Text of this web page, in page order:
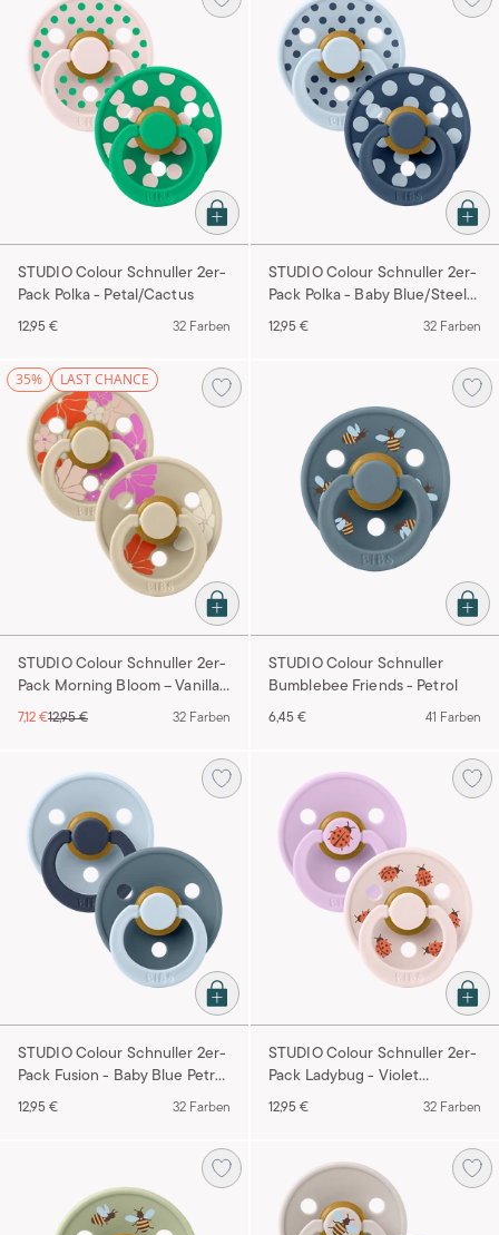
STUDIO Colour Schnuller 2er-
Pack Polka - Petal/Cactus
12,95 € 32 Farben
STUDIO Colour Schnuller 2er-
Pack Polka - Baby Blue/Steel
Blue
12,95 € 32 Farben
35% LAST CHANCE
STUDIO Colour Schnuller 2er-
Pack Morning Bloom – Vanilla
Mix
7,12 €12,95 € 32 Farben
STUDIO Colour Schnuller
Bumblebee Friends - Petrol
6,45 € 41 Farben
STUDIO Colour Schnuller 2er-
Pack Fusion - Baby Blue Petrol
Mix
12,95 € 32 Farben
STUDIO Colour Schnuller 2er-
Pack Ladybug - Violet
Sky/Petal
12,95 € 32 Farben